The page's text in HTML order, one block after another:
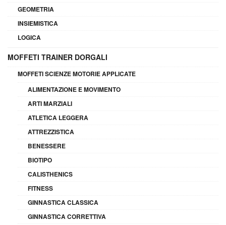
GEOMETRIA
INSIEMISTICA
LOGICA
MOFFETI TRAINER DORGALI
MOFFETI SCIENZE MOTORIE APPLICATE
ALIMENTAZIONE E MOVIMENTO
ARTI MARZIALI
ATLETICA LEGGERA
ATTREZZISTICA
BENESSERE
BIOTIPO
CALISTHENICS
FITNESS
GINNASTICA CLASSICA
GINNASTICA CORRETTIVA